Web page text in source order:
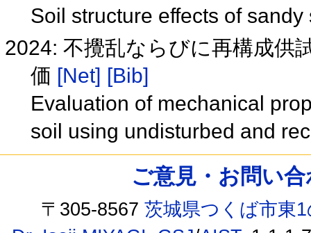
Soil structure effects of
2024: 不攪乱ならびに再構成供
価 [Net] [Bib]
Evaluation of mechanical
soil using undisturbed and
ご意見・お問い
〒305-8567茨城県つくば市東